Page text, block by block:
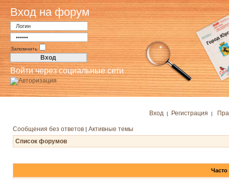
Вход на форум
Запомнить
Войти через социальные сети
Вход | Регистрация |
Сообщения без ответов | Активные темы
Список форумов